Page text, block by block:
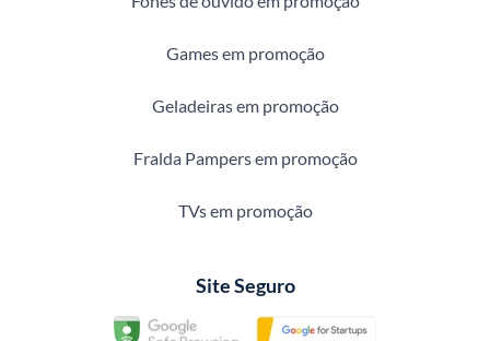
Games em promoção
Geladeiras em promoção
Fralda Pampers em promoção
TVs em promoção
Site Seguro